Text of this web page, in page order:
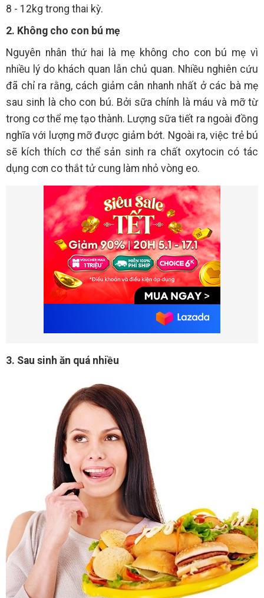
8 - 12kg trong thai kỳ.
2. Không cho con bú mẹ
Nguyên nhân thứ hai là mẹ không cho con bú mẹ vì
nhiều lý do khách quan lẫn chủ quan. Nhiều nghiên cứu
đã chỉ ra rằng, cách giảm cân nhanh nhất ở các bà mẹ
sau sinh là cho con bú. Bởi sữa chính là máu và mỡ từ
trong cơ thể mẹ tạo thành. Lượng sữa tiết ra ngoài đồng
nghĩa với lượng mỡ được giảm bớt. Ngoài ra, việc trẻ bú
sẽ kích thích cơ thể sản sinh ra chất oxytocin có tác
dụng cơn co thắt tử cung làm nhỏ vòng eo.
3. Sau sinh ăn quá nhiều